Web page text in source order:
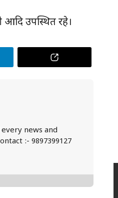
आदि उपस्थित रहे।
news and
:- 9897399127